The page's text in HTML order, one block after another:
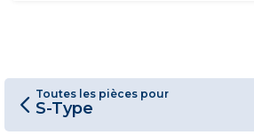
Toutes les pièces pour
S-Type